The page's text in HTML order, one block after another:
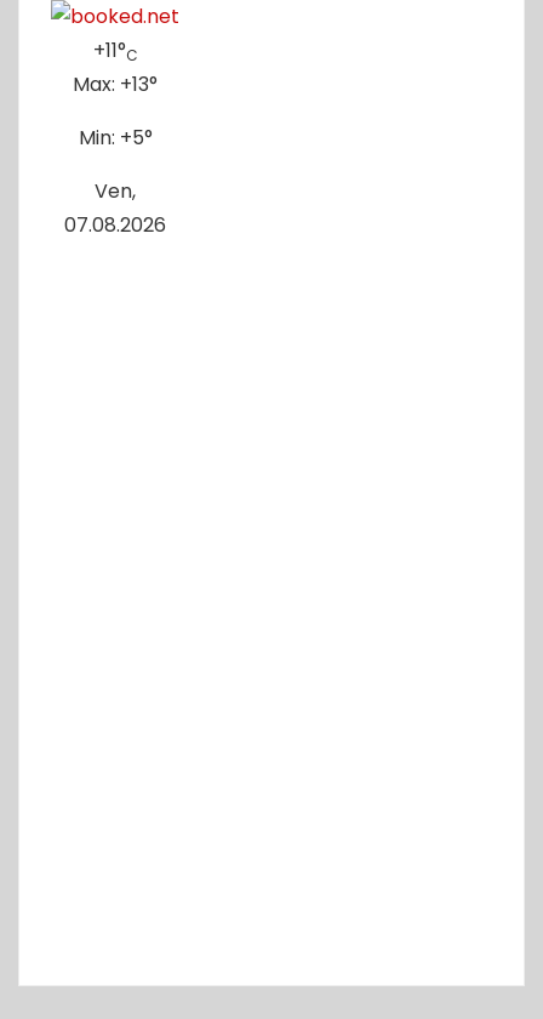
+11°C
Max: +13°
Min: +5°
Ven,
07.08.2026